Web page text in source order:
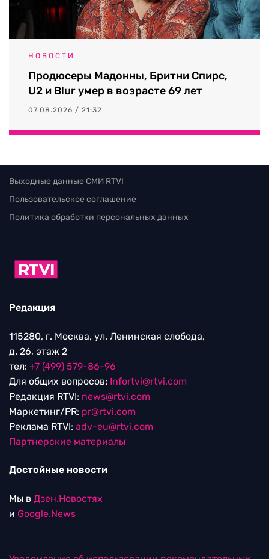
НОВОСТИ
Продюсеры Мадонны, Бритни Спирс,
U2 и Blur умер в возрасте 69 лет
07.08.2026 / 21:32
Выходные данные СМИ RTVI
Пользовательское соглашение
Политика обработки персональных данных
Редакция
115280, г. Москва, ул. Ленинская слобода,
д. 26, этаж 2
тел: +7 (499) 579-86-96
Для общих вопросов: Infortvi@rtvi.com
Редакция RTVI: news@rtvi.com
Маркетинг/PR: pr@rtvi.com
Реклама RTVI: adv-eu@rtvi.com
Партнерские материалы
Достойные новости
Мы в Дзен.Новостях
и Google.News